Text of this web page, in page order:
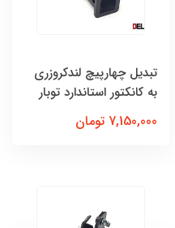
تبدیل چهارپیچ لندکروزری
به کانکتور استاندارد توبار
7,150,000 تومان